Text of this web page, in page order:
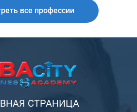
все профессии
СТРАНИЦА